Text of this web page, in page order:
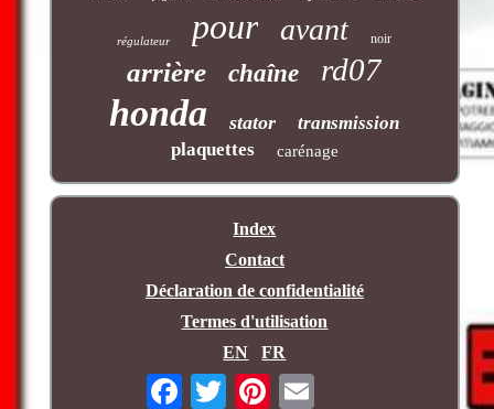
régulateur pour avant noir
arrière chaîne rd07
honda stator
transmission
plaquettes
carénage
Index
Contact
Déclaration de confidentialité
Termes d'utilisation
EN
FR